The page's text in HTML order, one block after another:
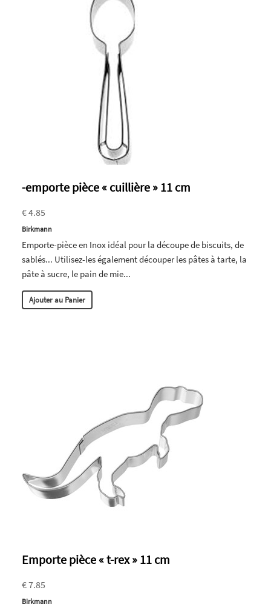
-emporte pièce « cuillière » 11 cm
€ 4.85
Birkmann
Emporte-pièce en Inox idéal pour la découpe de biscuits, de
sablés... Utilisez-les également découper les pâtes à tarte, la
pâte à sucre, le pain de mie...
Ajouter au Panier
Emporte pièce « t-rex » 11 cm
€ 7.85
Birkmann